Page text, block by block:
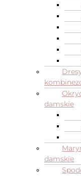
damskie
damskie